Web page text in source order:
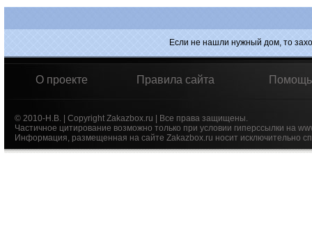
Если не нашли нужный дом, то
О проекте Правила сайта Помощь
© 2010-Н.В. | Copyright Zakazbox.ru | Все права защищены.
Частичное цитирование возможно только при условии гиперссылки на
Информация, размещенная на сайте Zakazbox.ru носит исключительно